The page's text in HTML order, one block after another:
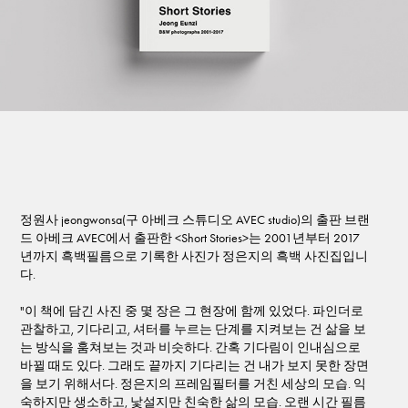
정원사 jeongwonsa(구 아베크 스튜디오 AVEC studio)의 출판 브랜
드 아베크 AVEC에서 출판한 <Short Stories>는 2001년부터 2017
년까지 흑백필름으로 기록한 사진가 정은지의 흑백 사진집입니
다.
"이 책에 담긴 사진 중 몇 장은 그 현장에 함께 있었다. 파인더로
관찰하고, 기다리고, 셔터를 누르는 단계를 지켜보는 건 삶을 보
는 방식을 훔쳐보는 것과 비슷하다. 간혹 기다림이 인내심으로
바뀔 때도 있다. 그래도 끝까지 기다리는 건 내가 보지 못한 장면
을 보기 위해서다. 정은지의 프레임필터를 거친 세상의 모습. 익
숙하지만 생소하고, 낯설지만 친숙한 삶의 모습. 오랜 시간 필름